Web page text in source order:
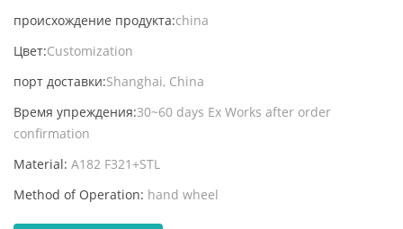
происхождение продукта:china
Цвет:Customization
порт доставки:Shanghai, China
Время упреждения:30~60 days Ex Works after order
confirmation
Material: A182 F321+STL
Method of Operation: hand wheel